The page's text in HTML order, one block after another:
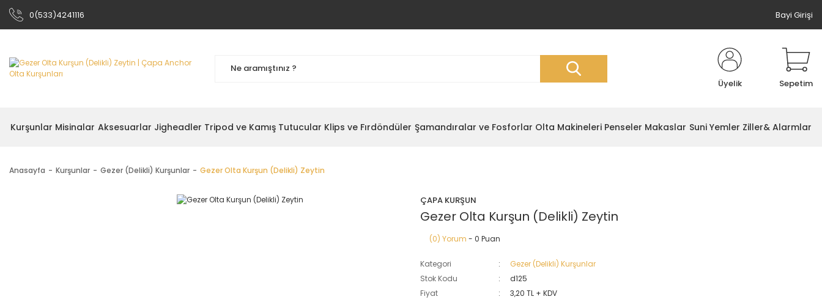
0(533)4241116 Bayi Girişi
Üyelik Sepetim
Kurşunlar Misinalar Aksesuarlar Jigheadler Tripod ve Kamış Tutucular Klips ve Fırdöndüler Şamandıralar ve Fosforlar Olta Makineleri Penseler Makaslar Suni Yemler Ziller& Alarmlar
Anasayfa Kurşunlar Gezer (Delikli) Kurşunlar Gezer Olta Kurşun (Delikli) Zeytin
ÇAPA KURŞUN
Gezer Olta Kurşun (Delikli) Zeytin
(0) Yorum - 0 Puan
Kategori
Gezer (Delikli) Kurşunlar
Stok Kodu
d125
Fiyat
3,20 TL + KDV